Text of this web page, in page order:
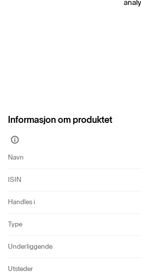
Informasjon om produktet
Vis
informasjon
Navn
ISIN
Handles i
Type
Underliggende
Utsteder